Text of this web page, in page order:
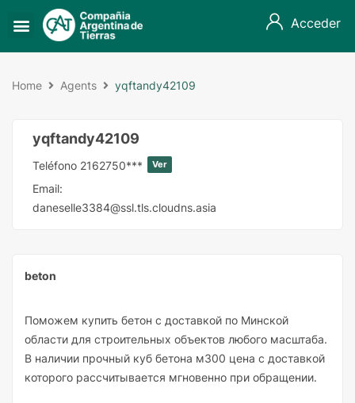
Acceder
Home Agents yqftandy42109
yqftandy42109
Teléfono 2162750*** Ver
Email:
daneselle3384@ssl.tls.cloudns.asia
beton
Поможем купить бетон с доставкой по Минской
области для строительных объектов любого масштаба.
В наличии прочный куб бетона м300 цена с доставкой
которого рассчитывается мгновенно при обращении.